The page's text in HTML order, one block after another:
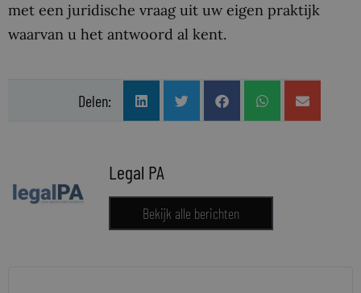
met een juridische vraag uit uw eigen praktijk
waarvan u het antwoord al kent.
Delen:
Legal PA
Bekijk alle berichten